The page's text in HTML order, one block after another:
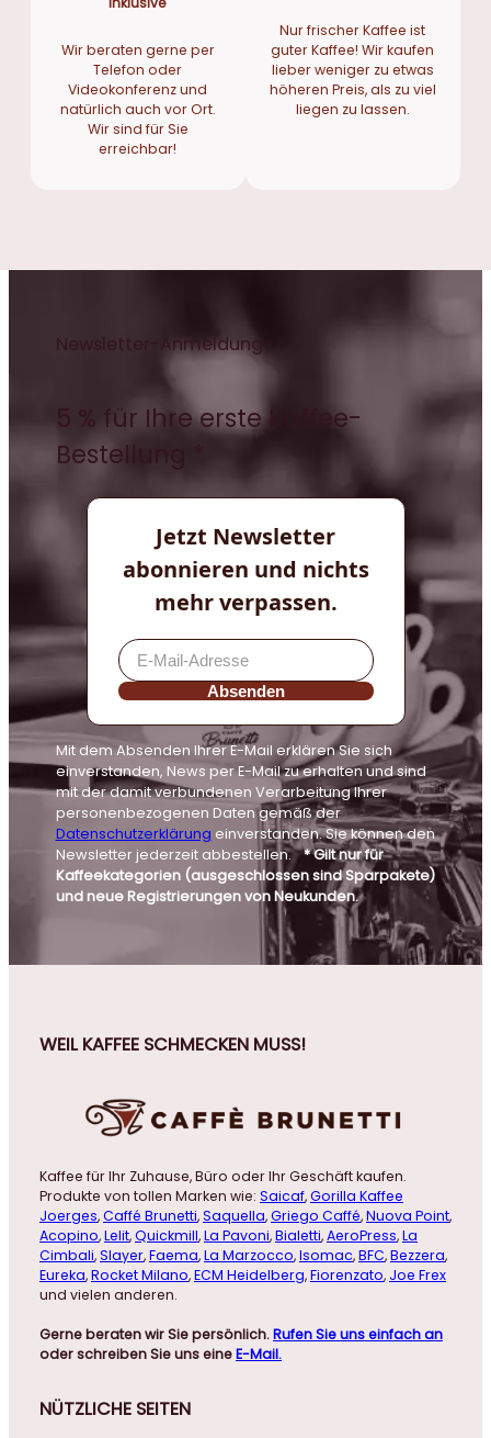
Wir beraten gerne per
Telefon oder
Videokonferenz und
natürlich auch vor Ort.
Wir sind für Sie
erreichbar!
Nur frischer Kaffee ist
guter Kaffee! Wir kaufen
lieber weniger zu etwas
höheren Preis, als zu viel
liegen zu lassen.
Newsletter-Anmeldung
5 % für Ihre erste Kaffee-
Bestellung *
Jetzt Newsletter
abonnieren und nichts
mehr verpassen.
Absenden
Mit dem Absenden Ihrer E-Mail erklären Sie sich
einverstanden, News per E-Mail zu erhalten und sind
mit der damit verbundenen Verarbeitung Ihrer
personenbezogenen Daten gemäß der
Datenschutzerklärung einverstanden. Sie können den
Newsletter jederzeit abbestellen.* Gilt nur für
Kaffeekategorien (ausgeschlossen sind Sparpakete)
und neue Registrierungen von Neukunden.
WEIL KAFFEE SCHMECKEN MUSS!
Kaffee für Ihr Zuhause, Büro oder Ihr Geschäft kaufen.
Produkte von tollen Marken wie: Saicaf,Gorilla Kaffee
Joerges,Caffé Brunetti,Saquella,Griego Caffé,Nuova Point,
Acopino,Lelit,Quickmill,La Pavoni,Bialetti,AeroPress,La
Cimbali,Slayer,Faema,La Marzocco,Isomac,BFC,Bezzera,
Eureka,Rocket Milano,ECM Heidelberg,Fiorenzato, Joe Frex
und vielen anderen.
Gerne beraten wir Sie persönlich.Rufen Sie uns einfach an
oder schreiben Sie uns eineE-Mail.
NÜTZLICHE SEITEN